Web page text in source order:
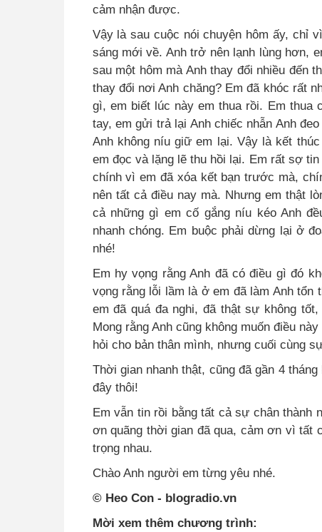
cảm nhận được.
Vậy là sau cuộc nói chuyện hôm ấy, chỉ
sáng mới về. Anh trở nên lạnh lùng hơn,
sau một hôm mà Anh thay đổi nhiều đến
thay đổi nơi Anh chăng? Em đã khóc rất
gì, em biết lúc này em thua rồi. Em thua
tay, em gửi trả lại Anh chiếc nhẫn Anh
Anh không níu giữ em lại. Vậy là kết
em đọc và lặng lẽ thu hồi lại. Em rất sợ
chính vì em đã xóa kết bạn trước mà,
nên tất cả điều nay mà. Nhưng em thật
cả những gì em cố gắng níu kéo Anh
nhanh chóng. Em buộc phải dừng lại ở
nhé!
Em hy vọng rằng Anh đã có điều gì đó
vọng rằng lỗi lầm là ở em đã làm Anh tổn
em đã quá đa nghi, đã thật sự không
Mong rằng Anh cũng không muốn điều
hỏi cho bản thân mình, nhưng cuối cùng
Thời gian nhanh thật, cũng đã gần 4
đây thôi!
Em vẫn tin rồi bằng tất cả sự chân thành
ơn quãng thời gian đã qua, cảm ơn vì tất
trọng nhau.
Chào Anh người em từng yêu nhé.
© Heo Con - blogradio.vn
Mời xem thêm chương trình: